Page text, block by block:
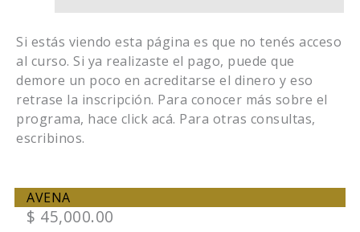
Si estás viendo esta página es que no tenés acceso
al curso. Si ya realizaste el pago, puede que
demore un poco en acreditarse el dinero y eso
retrase la inscripción. Para conocer más sobre el
programa, hace click acá. Para otras consultas,
escribinos.
AVENA
$ 45,000.00